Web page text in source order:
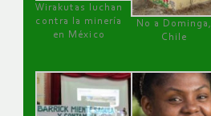
Wirakutas luchan
contra la minería
en México
No a Dominga,
Chile